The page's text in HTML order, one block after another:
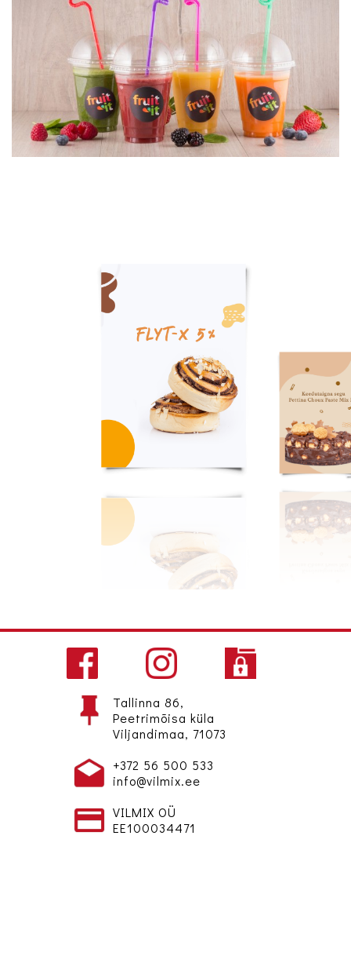
Tallinna 86,
Peetrimõisa küla
Viljandimaa, 71073
+372 56 500 533
info@vilmix.ee
VILMIX OÜ
EE100034471